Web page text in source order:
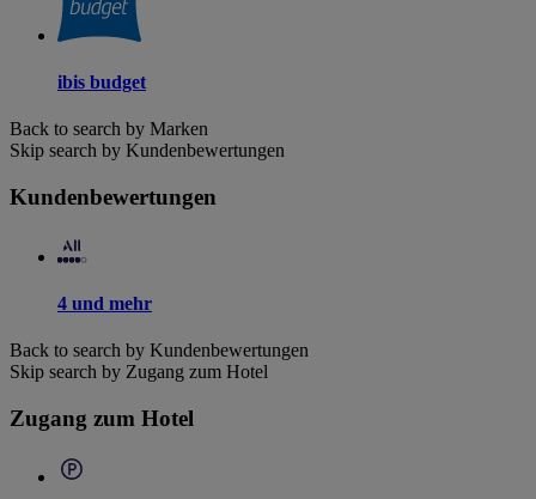
ibis budget
Back to search by Marken
Skip search by Kundenbewertungen
Kundenbewertungen
4 und mehr
Back to search by Kundenbewertungen
Skip search by Zugang zum Hotel
Zugang zum Hotel